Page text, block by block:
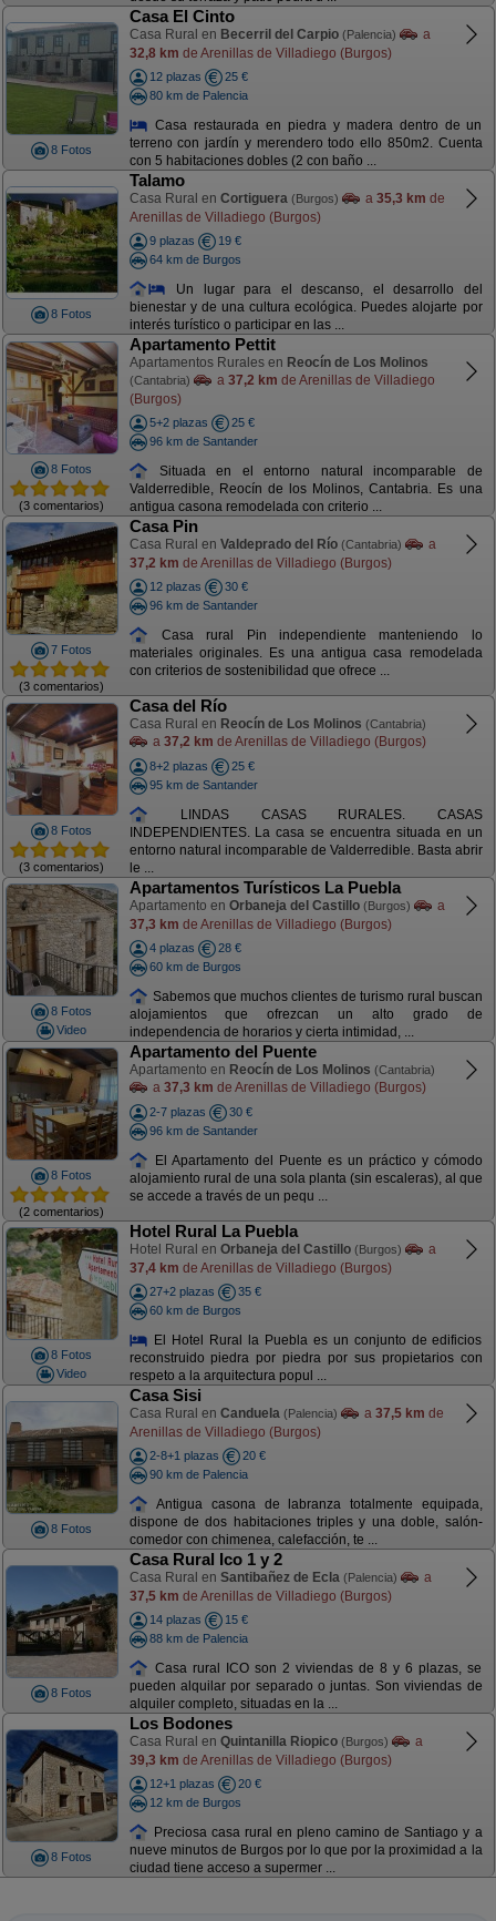
8 Fotos
Casa El Cinto
Casa Rural en Becerril del Carpio (Palencia)
a
32,8 km de Arenillas de Villadiego (Burgos)
12 plazas
25 €
80 km de Palencia
Casa restaurada en piedra y madera dentro de un
terreno con jardín y merendero todo ello 850m2. Cuenta
con 5 habitaciones dobles (2 con baño ...
8 Fotos
Talamo
Casa Rural en Cortiguera (Burgos) a 35,3 km de
Arenillas de Villadiego (Burgos)
9 plazas
19 €
64 km de Burgos
Un lugar para el descanso, el desarrollo del
bienestar y de una cultura ecológica. Puedes alojarte por
interés turístico o participar en las ...
8 Fotos
(3 comentarios)
Apartamento Pettit
Apartamentos Rurales en Reocín de Los Molinos
(Cantabria) a 37,2 km de Arenillas de Villadiego
(Burgos)
5+2 plazas
25 €
96 km de Santander
Situada en el entorno natural incomparable de
Valderredible, Reocín de los Molinos, Cantabria. Es una
antigua casona remodelada con criterio ...
7 Fotos
(3 comentarios)
Casa Pin
Casa Rural en Valdeprado del Río (Cantabria)
a
37,2 km de Arenillas de Villadiego (Burgos)
12 plazas
30 €
96 km de Santander
Casa rural Pin independiente manteniendo lo
materiales originales. Es una antigua casa remodelada
con criterios de sostenibilidad que ofrece ...
8 Fotos
(3 comentarios)
Casa del Río
Casa Rural en Reocín de Los Molinos (Cantabria)
a 37,2 km de Arenillas de Villadiego (Burgos)
8+2 plazas
25 €
95 km de Santander
LINDAS CASAS RURALES. CASAS
INDEPENDIENTES. La casa se encuentra situada en un
entorno natural incomparable de Valderredible. Basta abrir
le ...
8 Fotos
Video
Apartamentos Turísticos La Puebla
Apartamento en Orbaneja del Castillo (Burgos)
a
37,3 km de Arenillas de Villadiego (Burgos)
4 plazas
28 €
60 km de Burgos
Sabemos que muchos clientes de turismo rural buscan
alojamientos que ofrezcan un alto grado de
independencia de horarios y cierta intimidad, ...
8 Fotos
(2 comentarios)
Apartamento del Puente
Apartamento en Reocín de Los Molinos (Cantabria)
a 37,3 km de Arenillas de Villadiego (Burgos)
2-7 plazas
30 €
96 km de Santander
El Apartamento del Puente es un práctico y cómodo
alojamiento rural de una sola planta (sin escaleras), al que
se accede a través de un pequ ...
8 Fotos
Video
Hotel Rural La Puebla
Hotel Rural en Orbaneja del Castillo (Burgos)
a
37,4 km de Arenillas de Villadiego (Burgos)
27+2 plazas
35 €
60 km de Burgos
El Hotel Rural la Puebla es un conjunto de edificios
reconstruido piedra por piedra por sus propietarios con
respeto a la arquitectura popul ...
8 Fotos
Casa Sisi
Casa Rural en Canduela (Palencia) a 37,5 km de
Arenillas de Villadiego (Burgos)
2-8+1 plazas
20 €
90 km de Palencia
Antigua casona de labranza totalmente equipada,
dispone de dos habitaciones triples y una doble, salón-
comedor con chimenea, calefacción, te ...
8 Fotos
Casa Rural Ico 1 y 2
Casa Rural en Santibañez de Ecla (Palencia)
a
37,5 km de Arenillas de Villadiego (Burgos)
14 plazas
15 €
88 km de Palencia
Casa rural ICO son 2 viviendas de 8 y 6 plazas, se
pueden alquilar por separado o juntas. Son viviendas de
alquiler completo, situadas en la ...
8 Fotos
Los Bodones
Casa Rural en Quintanilla Riopico (Burgos)
a
39,3 km de Arenillas de Villadiego (Burgos)
12+1 plazas
20 €
12 km de Burgos
Preciosa casa rural en pleno camino de Santiago y a
nueve minutos de Burgos por lo que por la proximidad a la
ciudad tiene acceso a supermer ...